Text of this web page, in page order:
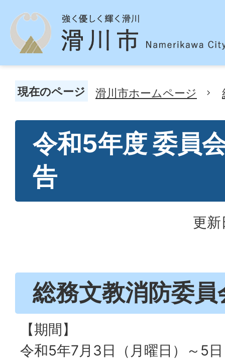
現在のページ 滑川市ホームページ
令和5年度 委員
告
更
総務文教消防委員
【期間】
令和5年7月3日（月曜日）～5